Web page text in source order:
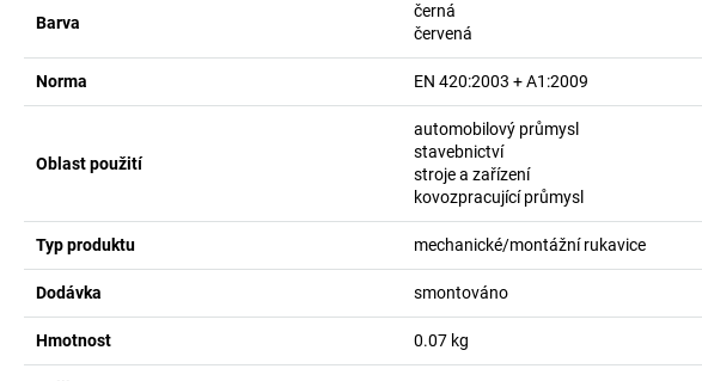
Barva
černá
červená
Norma EN 420:2003 + A1:2009
Oblast použití
automobilový průmysl
stavebnictví
stroje a zařízení
kovozpracující průmysl
Typ produktu mechanické/montážní rukavice
Dodávka smontováno
Hmotnost 0.07 kg